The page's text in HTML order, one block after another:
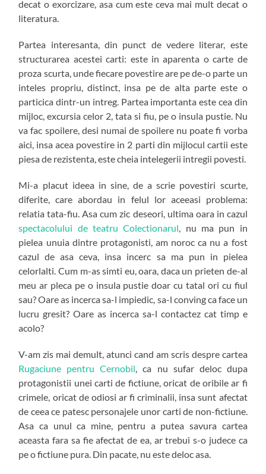
decat o exorcizare, asa cum este ceva mai mult decat o
literatura.
Partea interesanta, din punct de vedere literar, este
structurarea acestei carti: este in aparenta o carte de
proza scurta, unde fiecare povestire are pe de-o parte un
inteles propriu, distinct, insa pe de alta parte este o
particica dintr-un intreg. Partea importanta este cea din
mijloc, excursia celor 2, tata si fiu, pe o insula pustie. Nu
va fac spoilere, desi numai de spoilere nu poate fi vorba
aici, insa acea povestire in 2 parti din mijlocul cartii este
piesa de rezistenta, este cheia intelegerii intregii povesti.
Mi-a placut ideea in sine, de a scrie povestiri scurte,
diferite, care abordau in felul lor aceeasi problema:
relatia tata-fiu. Asa cum zic deseori, ultima oara in cazul
spectacolului de teatru Colectionarul, nu ma pun in
pielea unuia dintre protagonisti, am noroc ca nu a fost
cazul de asa ceva, insa incerc sa ma pun in pielea
celorlalti. Cum m-as simti eu, oara, daca un prieten de-al
meu ar pleca pe o insula pustie doar cu tatal ori cu fiul
sau? Oare as incerca sa-l impiedic, sa-l conving ca face un
lucru gresit? Oare as incerca sa-l contactez cat timp e
acolo?
V-am zis mai demult, atunci cand am scris despre cartea
Rugaciune pentru Cernobil, ca nu sufar deloc dupa
protagonistii unei carti de fictiune, oricat de oribile ar fi
crimele, oricat de odiosi ar fi criminalii, insa sunt afectat
de ceea ce patesc personajele unor carti de non-fictiune.
Asa ca unul ca mine, pentru a putea savura cartea
aceasta fara sa fie afectat de ea, ar trebui s-o judece ca
pe o fictiune pura. Din pacate, nu este deloc asa.